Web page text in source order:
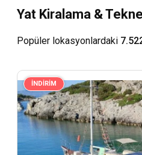
Yat Kiralama &
Popüler lokasyonlardaki
İNDİRİM